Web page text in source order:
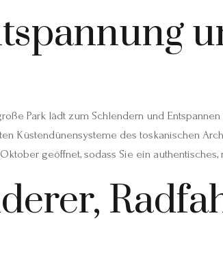
Park lädt zum Schlendern und
Küstendünensysteme des toskanischen
geöffnet, sodass Sie ein